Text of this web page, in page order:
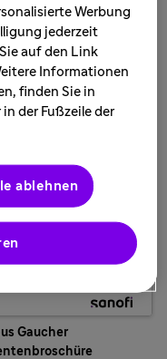
Gaucher
Werbung
jederzeit
auf den Link
Informationen
finden Sie in
der Fußzeile der
ablehnen